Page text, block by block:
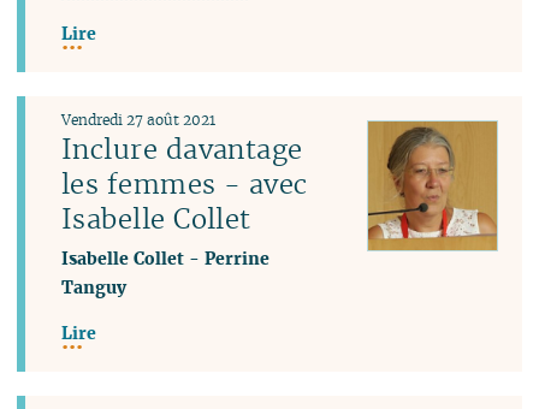
Lire
Inclure davantage
les femmes - avec
Isabelle Collet
Vendredi 27 août 2021
Isabelle Collet -Perrine
Tanguy
Lire